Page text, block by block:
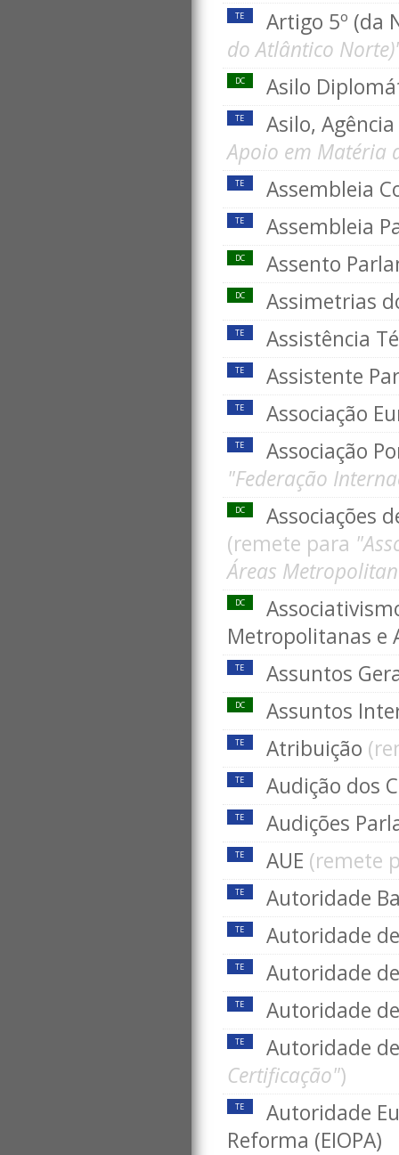
TE
Artigo 5º (da
do Atlântico
DC Asilo
TE
Asilo,
Apoio em Matéria
TE Assembleia
TE Assembleia
DC Assento
DC Assimetrias
TE Assistência
TE Assistente
TE Associação
TE
Associação
"Federação
DC
Associações
(remete para
Áreas
DC
Metropolitanas e
TE Assuntos
DC Assuntos
TE Atribuição
TE Audição dos
TE Audições
TE AUE (remete
TE Autoridade
TE Autoridade
TE Autoridade
TE Autoridade
TE
Autoridade
Certificação")
TE
Autoridade
Reforma (EIOPA)